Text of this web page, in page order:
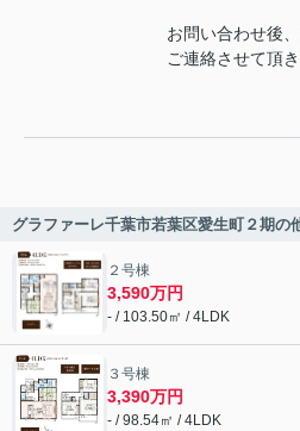
お問い合わせ後
ご連絡させて頂き
グラファーレ千葉市若葉区愛生町２期の
２号棟
3,590万円
- / 103.50㎡ / 4LDK
３号棟
3,390万円
- / 98.54㎡ / 4LDK